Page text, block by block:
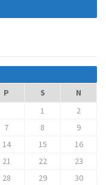
P S
N
1
2
7 8
9
14 15
16
21 22
23
28 29 30